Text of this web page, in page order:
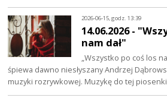
2026-06-15, godz. 13:39
14.06.2026 -
nam dał"
„Wszystko po coś los
śpiewa dawno niesłyszany Andrzej
muzyki rozrywkowej. Muzykę do tej